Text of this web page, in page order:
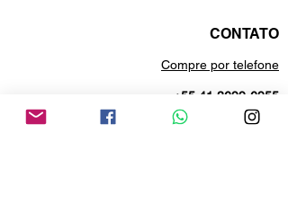
CONTATO
Compre por telefone
+55 41 3699-6955
Estamos no whatsApp